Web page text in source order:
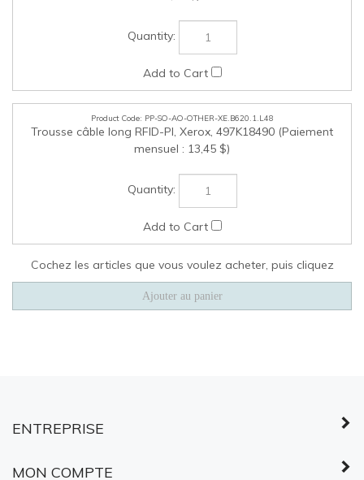
Trousse câble long RFID-PI, Xerox, 497K18490 (Paiement